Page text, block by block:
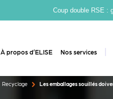
Coup double RSE :
À propos d’ELISE Nos services
Recyclage Les emballages souillés